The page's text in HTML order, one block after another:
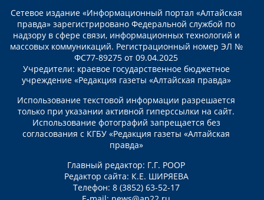
Сетевое издание «Информационный портал «Алтайская
правда» зарегистрировано Федеральной службой по
надзору в сфере связи, информационных технологий и
массовых коммуникаций. Регистрационный номер ЭЛ №
ФС77-89275 от 09.04.2025
Учредители: краевое государственное бюджетное
учреждение «Редакция газеты «Алтайская правда»
Использование текстовой информации разрешается
только при указании активной гиперссылки на сайт.
Использование фотографий запрещается без
согласования с КГБУ «Редакция газеты «Алтайская
правда»
Главный редактор: Г.Г. РООР
Редактор сайта: К.Е. ШИРЯЕВА
Телефон: 8 (3852) 63-52-17